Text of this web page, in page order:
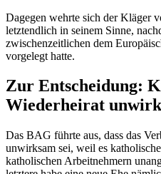
Dagegen wehrte sich der Kläger
letztendlich in seinem Sinne,
zwischenzeitlichen dem
vorgelegt hatte.
Zur Entscheidung:
Wiederheirat
Das BAG führte aus, dass das
unwirksam sei, weil es
katholischen Arbeitnehmern